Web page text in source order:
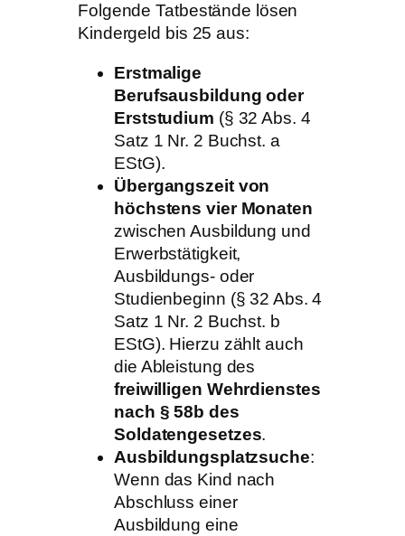
Folgende Tatbestände lösen
Kindergeld bis 25 aus:
Erstmalige
Berufsausbildung oder
Erststudium (§ 32 Abs. 4
Satz 1 Nr. 2 Buchst. a
EStG).
Übergangszeit von
höchstens vier Monaten
zwischen Ausbildung und
Erwerbstätigkeit,
Ausbildungs- oder
Studienbeginn (§ 32 Abs. 4
Satz 1 Nr. 2 Buchst. b
EStG). Hierzu zählt auch
die Ableistung des
freiwilligen Wehrdienstes
nach § 58b des
Soldatengesetzes.
Ausbildungsplatzsuche:
Wenn das Kind nach
Abschluss einer
Ausbildung eine